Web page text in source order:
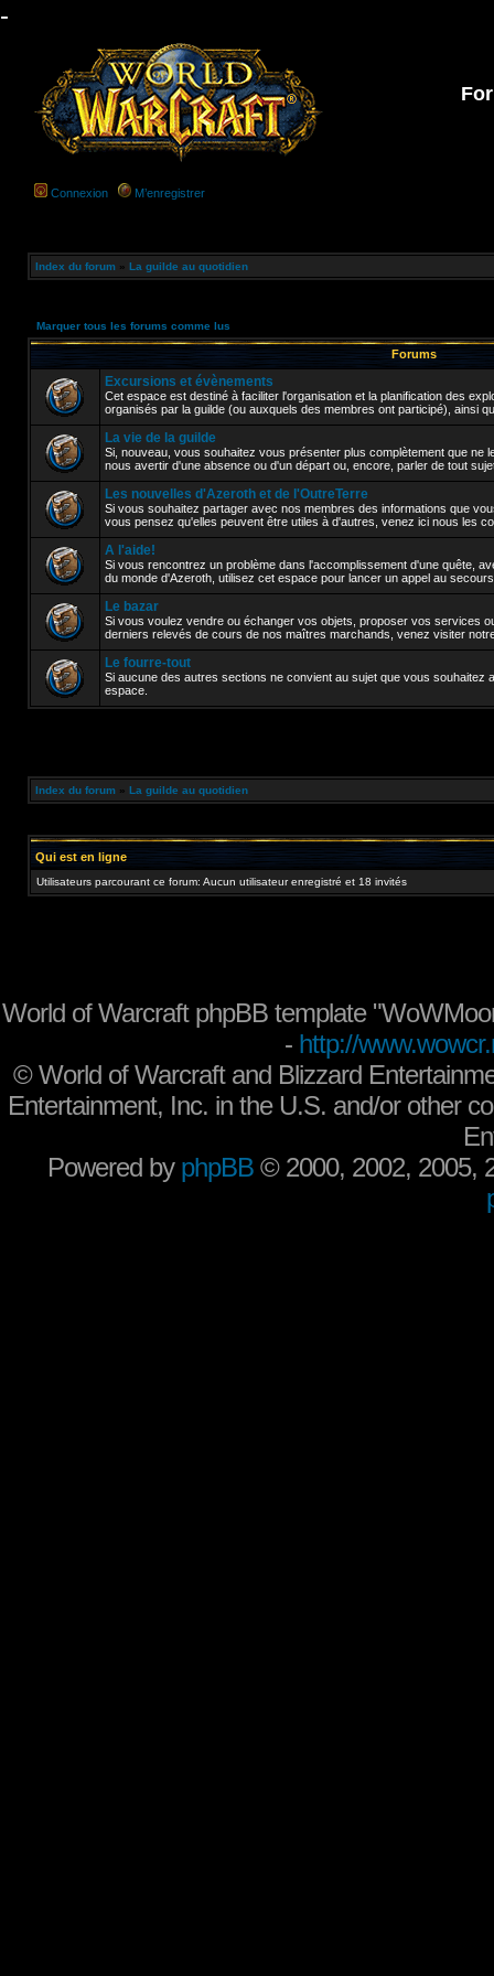
-
Connexion M’enregistrer
Index du forum » La guilde au quotidien
Marquer tous les forums comme lus
Forums
Excursions et évènements
Cet espace est destiné à faciliter l'organisation et la planification des
organisés par la guilde (ou auxquels des membres ont participé), ainsi
La vie de la guilde
Si, nouveau, vous souhaitez vous présenter plus complètement que ne
nous avertir d'une absence ou d'un départ ou, encore, parler de tout
Les nouvelles d'Azeroth et de l'OutreTerre
Si vous souhaitez partager avec nos membres des informations que
vous pensez qu'elles peuvent être utiles à d'autres, venez ici nous les
A l'aide!
Si vous rencontrez un problème dans l'accomplissement d'une quête,
du monde d'Azeroth, utilisez cet espace pour lancer un appel au
Le bazar
Si vous voulez vendre ou échanger vos objets, proposer vos services
derniers relevés de cours de nos maîtres marchands, venez visiter
Le fourre-tout
Si aucune des autres sections ne convient au sujet que vous souhaitez
espace.
Index du forum » La guilde au quotidien
Qui est en ligne
Utilisateurs parcourant ce forum: Aucun utilisateur enregistré et 18 invités
World of Warcraft phpBB template
- http://
©World of Warcraft and Blizzard
Entertainment, Inc. in the U.S. and/or other
Powered by phpBB © 2000, 2002, 2005,